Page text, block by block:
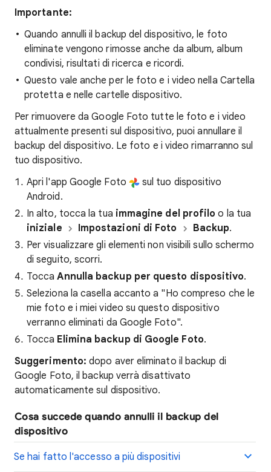
Importante:
Quando annulli il backup del dispositivo, le foto
eliminate vengono rimosse anche da album, album
condivisi, risultati di ricerca e ricordi.
Questo vale anche per le foto e i video nella Cartella
protetta e nelle cartelle dispositivo.
Per rimuovere da Google Foto tutte le foto e i video
attualmente presenti sul dispositivo, puoi annullare il
backup del dispositivo. Le foto e i video rimarranno sul
tuo dispositivo.
Apri l'app Google Foto
sul tuo dispositivo
Android.
In alto, tocca la tua immagine del profiloo la tua
iniziale
Impostazioni di Foto Backup.
Per visualizzare gli elementi non visibili sullo schermo
di seguito, scorri.
ToccaAnnulla backup per questo dispositivo.
Seleziona la casella accanto a "Ho compreso che le
mie foto e i miei video su questo dispositivo
verranno eliminati da Google Foto".
Tocca Elimina backup di Google Foto.
Suggerimento: dopo aver eliminato il backup di
Google Foto, il backup verrà disattivato
automaticamente sul dispositivo.
Cosa succede quando annulli il backup del
dispositivo
Se hai fatto l'accesso a più dispositivi